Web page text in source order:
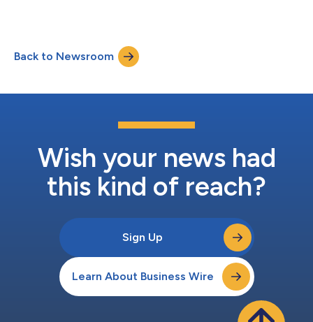
comunicado en el idioma original es la versión oficial y
autorizada del mismo. Esta traducción es solamente un medio
Back to Newsroom
Wish your news had
this kind of reach?
Sign Up
Learn About Business Wire